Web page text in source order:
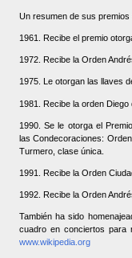
Un resumen de sus premios
1961. Recibe el premio
1972. Recibe la Orden
1975. Le otorgan las llaves
1981. Recibe la orden
1990. Se le otorga el
las Condecoraciones:
Turmero, clase única.
1991. Recibe la Orden
1992. Recibe la Orden
También ha sido
cuadro en conciertos para
www.wikipedia.org